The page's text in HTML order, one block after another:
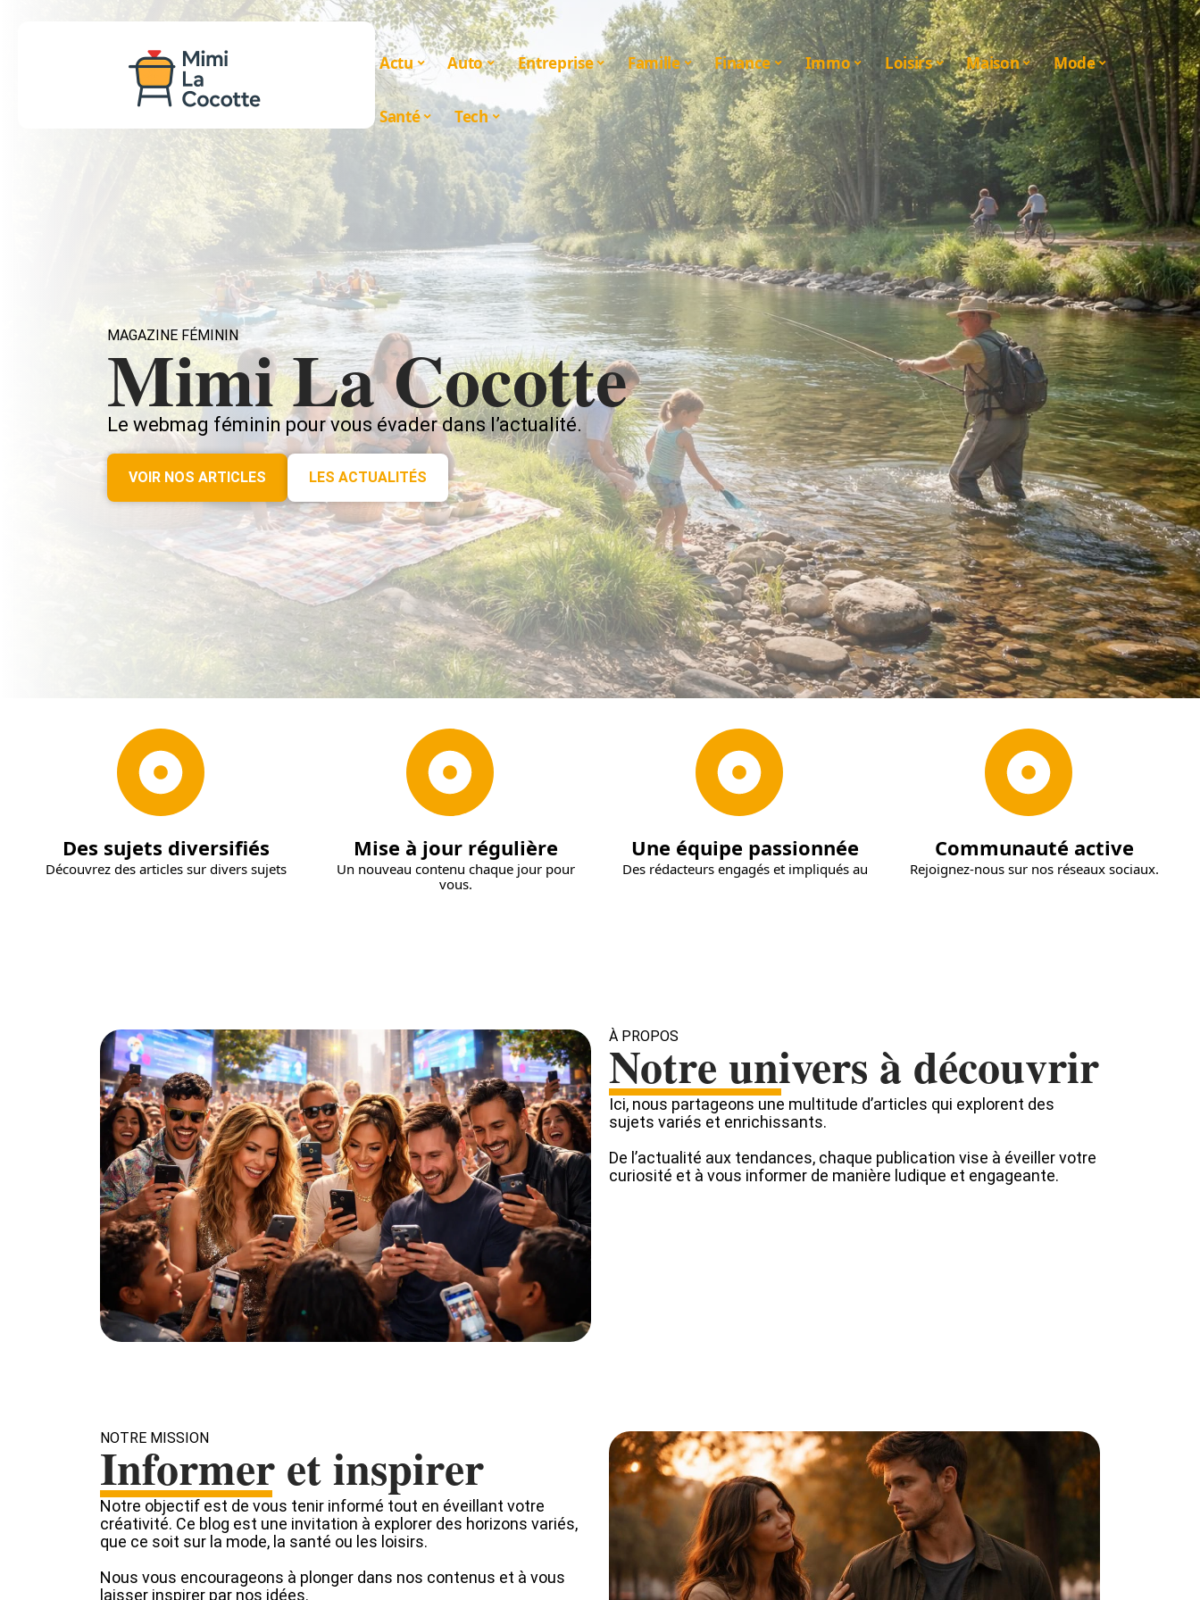
Actu Auto Entreprise Famille Finance Immo Loisirs Maison Mode
Santé Tech
MAGAZINE FÉMININ
Mimi La Cocotte
Le webmag féminin pour vous évader dans l’actualité.
VOIR NOS ARTICLES LES ACTUALITÉS
Des sujets diversifiés
Découvrez des articles sur divers sujets
Mise à jour régulière
Un nouveau contenu chaque jour pour
vous.
Une équipe passionnée
Des rédacteurs engagés et impliqués au
Communauté active
Rejoignez-nous sur nos réseaux sociaux.
À PROPOS
Notre univers à découvrir
Ici, nous partageons une multitude d’articles qui explorent des
sujets variés et enrichissants.
De l’actualité aux tendances, chaque publication vise à éveiller votre
curiosité et à vous informer de manière ludique et engageante.
NOTRE MISSION
Informer et inspirer
Notre objectif est de vous tenir informé tout en éveillant votre
créativité. Ce blog est une invitation à explorer des horizons variés,
que ce soit sur la mode, la santé ou les loisirs.
Nous vous encourageons à plonger dans nos contenus et à vous
laisser inspirer par nos idées.